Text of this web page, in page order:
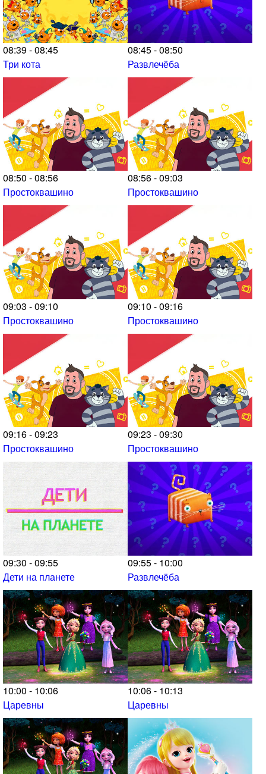
08:39 - 08:45
Три кота
08:45 - 08:50
Развлечёба
08:50 - 08:56
Простоквашино
08:56 - 09:03
Простоквашино
09:03 - 09:10
Простоквашино
09:10 - 09:16
Простоквашино
09:16 - 09:23
Простоквашино
09:23 - 09:30
Простоквашино
09:30 - 09:55
Дети на планете
09:55 - 10:00
Развлечёба
10:00 - 10:06
Царевны
10:06 - 10:13
Царевны